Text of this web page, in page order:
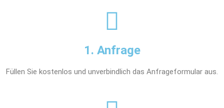
1. Anfrage
Füllen Sie kostenlos und unverbindlich das Anfrageformular aus.